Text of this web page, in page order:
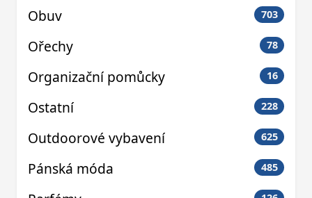
Obuv 703
Ořechy 78
Organizační pomůcky 16
Ostatní 228
Outdoorové vybavení 625
Pánská móda 485